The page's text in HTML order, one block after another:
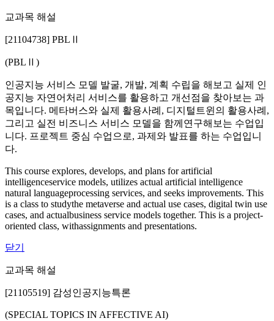
교과목 해설
[21104738] PBLⅡ
(PBLⅡ)
인공지능 서비스 모델 발굴, 개발, 계획 수립을 해보고 실제 인
공지능 자연어처리 서비스를 활용하고 개선점을 찾아보는 과
목입니다. 메타버스와 실제 활용사례, 디지털트윈의 활용사례,
그리고 실전 비즈니스 서비스 모델을 함께연구해보는 수업입
니다. 프로젝트 중심 수업으로, 과제와 발표를 하는 수업입니
다.
This course explores, develops, and plans for artificial
intelligenceservice models, utilizes actual artificial intelligence
natural languageprocessing services, and seeks improvements. This
is a class to studythe metaverse and actual use cases, digital twin use
cases, and actualbusiness service models together. This is a project-
oriented class, withassignments and presentations.
닫기
교과목 해설
[21105519] 감성인공지능특론
(SPECIAL TOPICS IN AFFECTIVE AI)